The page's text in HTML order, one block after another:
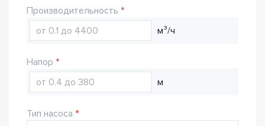
Производительность
м³/ч
Напор
м
Тип насоса